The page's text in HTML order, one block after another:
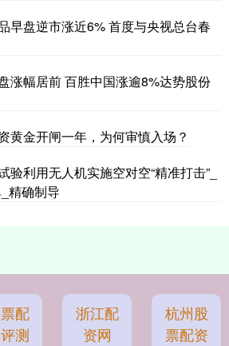
早盘逆市涨近6% 首度与央视总台春
涨幅居前 百胜中国涨逾8%达势股份
黄金开闸一年，为何审慎入场？
验利用无人机实施空对空“精准打击”_
精确制导
配
测
浙江配
资网
杭州股
票配资